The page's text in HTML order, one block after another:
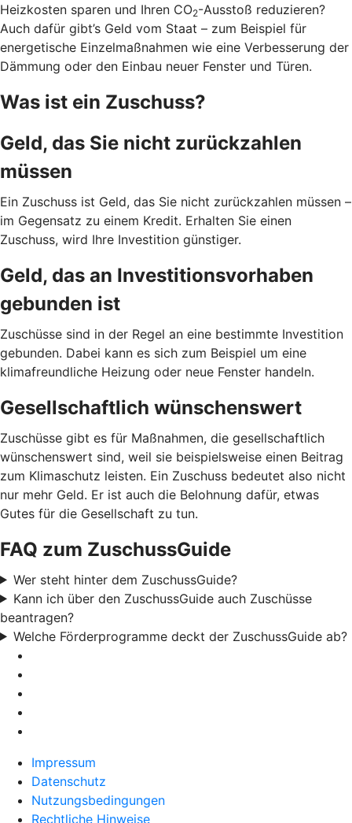
Heizkosten sparen und Ihren CO2-Ausstoß reduzieren?
Auch dafür gibt’s Geld vom Staat – zum Beispiel für
energetische Einzelmaßnahmen wie eine Verbesserung der
Dämmung oder den Einbau neuer Fenster und Türen.
Was ist ein Zuschuss?
Geld, das Sie nicht zurückzahlen
müssen
Ein Zuschuss ist Geld, das Sie nicht zurückzahlen müssen –
im Gegensatz zu einem Kredit. Erhalten Sie einen
Zuschuss, wird Ihre Investition günstiger.
Geld, das an Investitionsvorhaben
gebunden ist
Zuschüsse sind in der Regel an eine bestimmte Investition
gebunden. Dabei kann es sich zum Beispiel um eine
klimafreundliche Heizung oder neue Fenster handeln.
Gesellschaftlich wünschenswert
Zuschüsse gibt es für Maßnahmen, die gesellschaftlich
wünschenswert sind, weil sie beispielsweise einen Beitrag
zum Klimaschutz leisten. Ein Zuschuss bedeutet also nicht
nur mehr Geld. Er ist auch die Belohnung dafür, etwas
Gutes für die Gesellschaft zu tun.
FAQ zum ZuschussGuide
Wer steht hinter dem ZuschussGuide?
Kann ich über den ZuschussGuide auch Zuschüsse
beantragen?
Welche Förderprogramme deckt der ZuschussGuide ab?
Impressum
Datenschutz
Nutzungsbedingungen
Rechtliche Hinweise